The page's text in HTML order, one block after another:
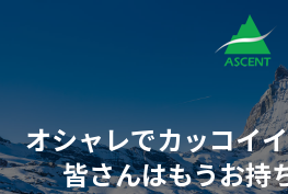
オシャレでカッコイ
皆さんはもうお持